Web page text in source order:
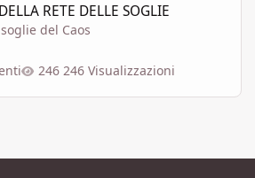
RETE DELLE SOGLIE
del Caos
246 Visualizzazioni